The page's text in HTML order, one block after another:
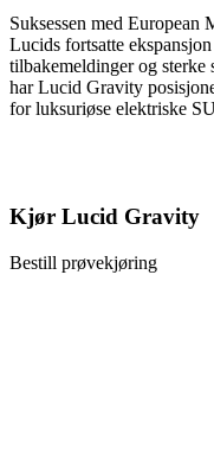
Suksessen med
Lucids fortsatte
tilbakemeldinger og sterke
har Lucid Gravity
for luksuriøse elektriske
Kjør Lucid Gravity
Bestill prøvekjøring